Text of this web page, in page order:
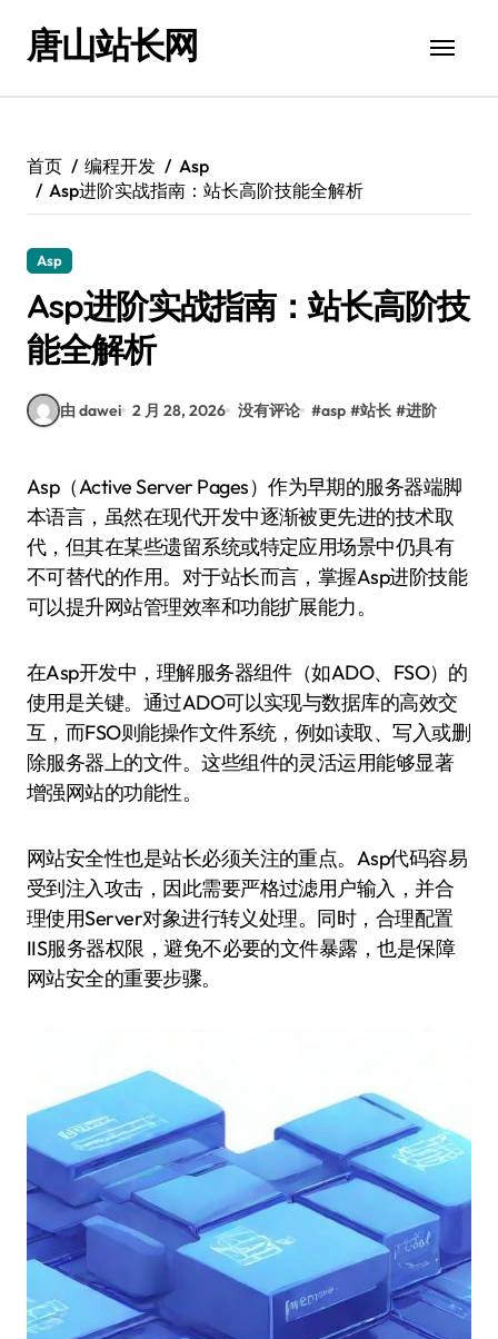
唐山站长网
首页 编程开发
Asp
Asp进阶实战指南：站长高阶技能全解析
Asp
Asp进阶实战指南：站长高阶技
能全解析
由 dawei 2 月 28, 2026 没有评论 #asp #站长 #进阶
Asp（Active Server Pages）作为早期的服务器端脚
本语言，虽然在现代开发中逐渐被更先进的技术取
代，但其在某些遗留系统或特定应用场景中仍具有
不可替代的作用。对于站长而言，掌握Asp进阶技能
可以提升网站管理效率和功能扩展能力。
在Asp开发中，理解服务器组件（如ADO、FSO）的
使用是关键。通过ADO可以实现与数据库的高效交
互，而FSO则能操作文件系统，例如读取、写入或删
除服务器上的文件。这些组件的灵活运用能够显著
增强网站的功能性。
网站安全性也是站长必须关注的重点。Asp代码容易
受到注入攻击，因此需要严格过滤用户输入，并合
理使用Server对象进行转义处理。同时，合理配置
IIS服务器权限，避免不必要的文件暴露，也是保障
网站安全的重要步骤。